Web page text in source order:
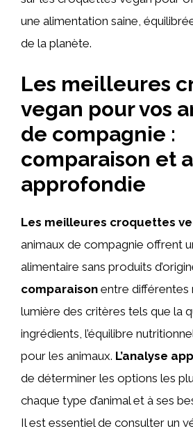
une alimentation saine,
de la planète.
Les meilleures
vegan pour vos
de compagnie :
comparaison et
approfondie
Les meilleures croquettes
animaux de compagnie offrent
alimentaire sans produits
comparaison entre différentes
lumière des critères tels que la
ingrédients, l’équilibre
pour les animaux. L’analyse
de déterminer les options les
chaque type d’animal et à ses
Il est essentiel de consulter un